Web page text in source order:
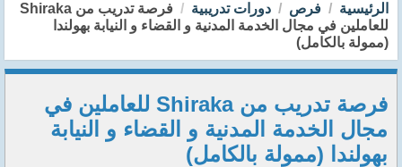
الرئيسية فرص دورات تدريبية
فرصة تدريب من Shiraka
للعاملين في مجال الخدمة المدنية و القضاء و النيابة بهولندا
(ممولة بالكامل)
فرصة تدريب من Shiraka للعاملين في
مجال الخدمة المدنية و القضاء و النيابة
بهولندا (ممولة بالكامل)